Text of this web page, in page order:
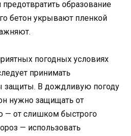
образование
бетон укрывают пленкой
погодных условиях
принимать
защиты. В дождливую погоду
нужно защищать от
— от слишком быстрого
— использовать